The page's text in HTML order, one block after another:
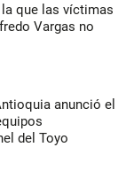
que las víctimas
Vargas no
anunció el
del Toyo